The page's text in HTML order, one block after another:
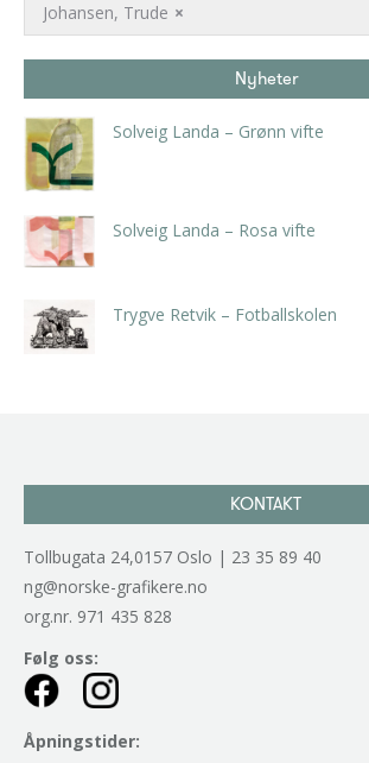
×
Johansen, Trude
Nyheter
Solveig Landa – Grønn vifte
Solveig Landa – Rosa vifte
Trygve Retvik – Fotballskolen
KONTAKT
Tollbugata 24,0157 Oslo | 23 35 89 40
ng@norske-grafikere.no
org.nr. 971 435 828
Følg oss:
Åpningstider: